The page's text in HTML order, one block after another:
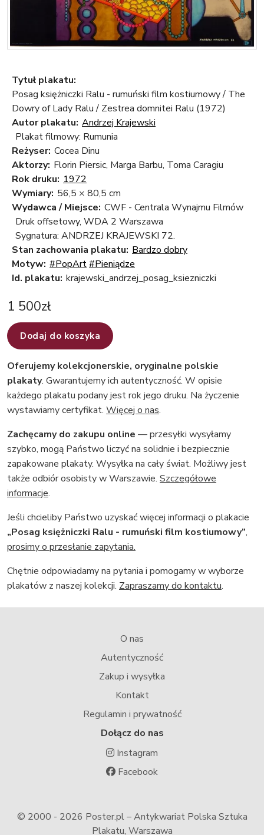
Tytuł plakatu:
Posag księżniczki Ralu - rumuński film kostiumowy / The
Dowry of Lady Ralu / Zestrea domnitei Ralu (1972)
Autor plakatu: Andrzej Krajewski
Plakat filmowy: Rumunia
Reżyser: Cocea Dinu
Aktorzy: Florin Piersic, Marga Barbu, Toma Caragiu
Rok druku: 1972
Wymiary: 56,5 × 80,5 cm
Wydawca / Miejsce: CWF - Centrala Wynajmu Filmów
Druk offsetowy, WDA 2 Warszawa
Sygnatura: ANDRZEJ KRAJEWSKI 72.
Stan zachowania plakatu: Bardzo dobry
Motyw: #PopArt#Pieniądze
Id. plakatu: krajewski_andrzej_posag_ksiezniczki
1 500zł
Dodaj do koszyka
Oferujemy kolekcjonerskie, oryginalne polskie
plakaty. Gwarantujemy ich autentyczność. W opisie
każdego plakatu podany jest rok jego druku. Na życzenie
wystawiamy certyfikat. Więcej o nas.
Zachęcamy do zakupu online — przesyłki wysyłamy
szybko, mogą Państwo liczyć na solidnie i bezpiecznie
zapakowane plakaty. Wysyłka na cały świat. Możliwy jest
także odbiór osobisty w Warszawie. Szczegółowe
informacje.
Jeśli chcieliby Państwo uzyskać więcej informacji o plakacie
„Posag księżniczki Ralu - rumuński film kostiumowy”,
prosimy o przesłanie zapytania.
Chętnie odpowiadamy na pytania i pomogamy w wyborze
plakatów z naszej kolekcji. Zapraszamy do kontaktu.
O nas
Autentyczność
Zakup i wysyłka
Kontakt
Regulamin i prywatność
Dołącz do nas
Instagram
Facebook
© 2000 - 2026 Poster.pl – Antykwariat Polska Sztuka
Plakatu, Warszawa